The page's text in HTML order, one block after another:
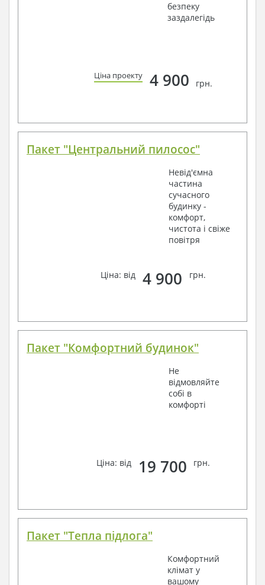
безпеку
заздалегідь
Ціна проекту 4 900 грн.
Пакет "Центральний пилосос"
Невід'ємна
частина
сучасного
будинку -
комфорт,
чистота і свіже
повітря
Ціна: від 4 900 грн.
Пакет "Комфортний будинок"
Не
відмовляйте
собі в
комфорті
Ціна: від 19 700 грн.
Пакет "Тепла підлога"
Комфортний
клімат у
вашому